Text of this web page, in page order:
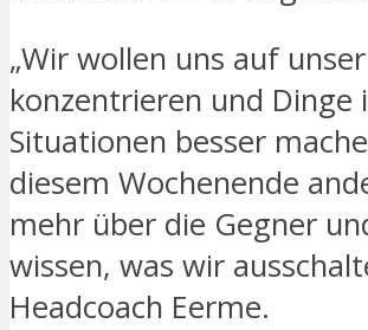
„Wir wollen uns auf
konzentrieren und
Situationen besser
diesem Wochenende
mehr über die Gegner
wissen, was wir
Headcoach Eerme.